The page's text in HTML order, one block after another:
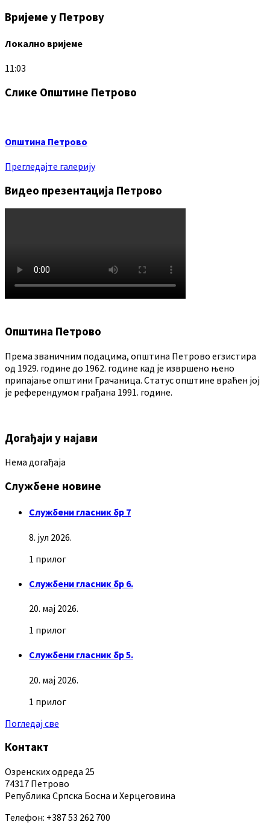
Вријеме у Петрову
Локално вријеме
11:03
Слике Општине Петрово
Општина Петрово
Прегледајте галерију
Видео презентација Петрово
Општина Петрово
Према званичним подацима, општина Петрово егзистира
од 1929. године до 1962. године кад је извршено њено
припајање општини Грачаница. Статус општине враћен јој
је референдумом грађана 1991. године.
Догађаји у најави
Нема догађаја
Службене новине
Службени гласник бр 7
8. јул 2026.
1 прилог
Службени гласник бр 6.
20. мај 2026.
1 прилог
Службени гласник бр 5.
20. мај 2026.
1 прилог
Погледај све
Контакт
Озренских одреда 25
74317 Петрово
Република Српска Босна и Херцеговина
Телефон: +387 53 262 700